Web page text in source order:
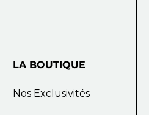
LA BOUTIQUE
Nos Exclusivités